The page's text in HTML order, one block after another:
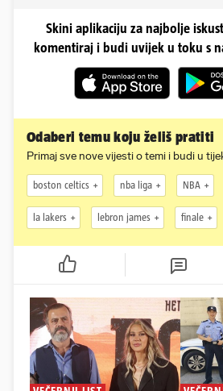
Skini aplikaciju za najbolje
komentiraj i budi uvijek u toku s
Odaberi temu koju želiš pratiti
Primaj sve nove vijesti o temi i budi u
boston celtics nba liga NBA
la lakers lebron james finale